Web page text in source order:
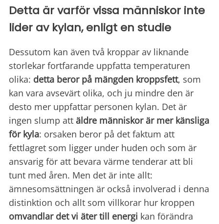
Detta är varför vissa människor inte
lider av kylan, enligt en studie
Dessutom kan även två kroppar av liknande
storlekar fortfarande uppfatta temperaturen
olika: detta beror på mängden kroppsfett, som
kan vara avsevärt olika, och ju mindre den är
desto mer uppfattar personen kylan. Det är
ingen slump att äldre människor är mer känsliga
för kyla: orsaken beror på det faktum att
fettlagret som ligger under huden och som är
ansvarig för att bevara värme tenderar att bli
tunt med åren. Men det är inte allt:
ämnesomsättningen är också involverad i denna
distinktion och allt som villkorar hur kroppen
omvandlar det vi äter till energi kan förändra